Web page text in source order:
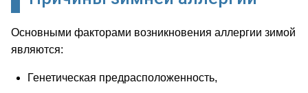
Основными факторами возникновения аллергии зимой
являются:
Генетическая предрасположенность,